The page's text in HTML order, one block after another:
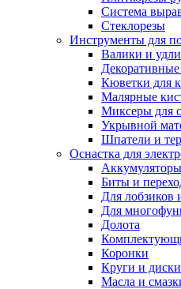
Система
Стеклорезы
Инструменты для
Валики и
Кюветки для
Малярные
Миксеры для
Укрывной
Шпатели и
Оснастка для
Биты и
Для лобзиков
Для
Долота
Коронки
Круги и диски
Масла и